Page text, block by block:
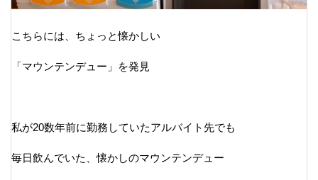
こちらには、ちょっと懐かしい
「マウンテンデュー」を発見
私が20数年前に勤務していたアルバイト先でも
毎日飲んでいた、懐かしのマウンテンデュー